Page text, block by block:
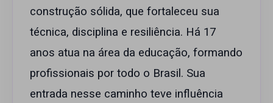
construção sólida, que fortaleceu sua
técnica, disciplina e resiliência. Há 17
anos atua na área da educação, formando
profissionais por todo o Brasil. Sua
entrada nesse caminho teve influência